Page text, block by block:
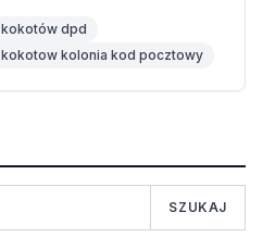
kokotów dpd
kokotow kolonia kod pocztowy
SZUKAJ